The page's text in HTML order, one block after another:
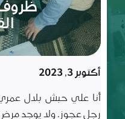
ريم طفلة لم تكمل
في العلم والأدب
وأم